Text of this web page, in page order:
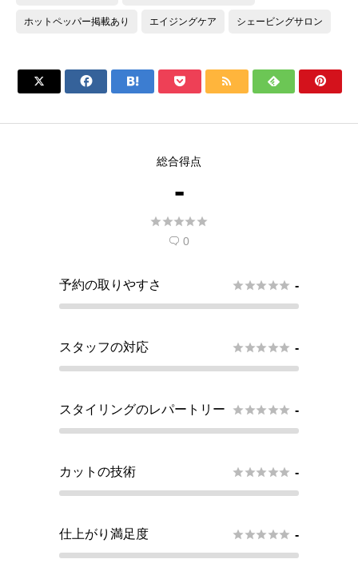
ホットペッパー掲載あり エイジングケア シェービングサロン
      
総合得点
-

 0
予約の取りやすさ  -
スタッフの対応  -
スタイリングのレパートリー  -
カットの技術  -
仕上がり満足度  -